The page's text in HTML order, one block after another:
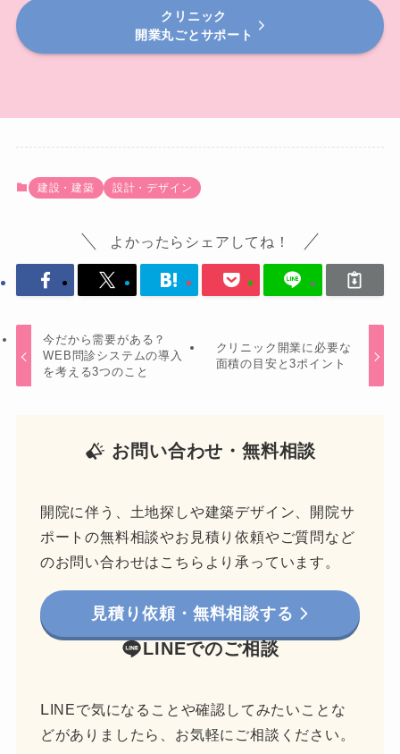
クリニック
開業丸ごとサポート
建設・建築 設計・デザイン
よかったらシェアしてね！
今だから需要がある？
WEB問診システムの導入
を考える3つのこと
クリニック開業に必要な
面積の目安と3ポイント
お問い合わせ・無料相談
開院に伴う、土地探しや建築デザイン、開院サ
ポートの無料相談やお見積り依頼やご質問など
のお問い合わせはこちらより承っています。
見積り依頼・無料相談する
LINEでのご相談
LINEで気になることや確認してみたいことな
どがありましたら、お気軽にご相談ください。